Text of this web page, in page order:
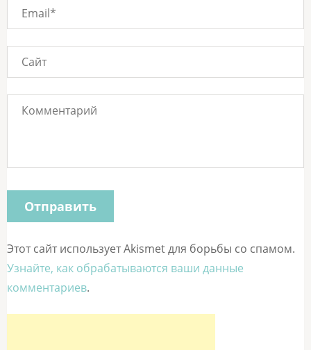
Этот сайт использует Akismet для борьбы со спамом.
Узнайте, как обрабатываются ваши данные
комментариев.